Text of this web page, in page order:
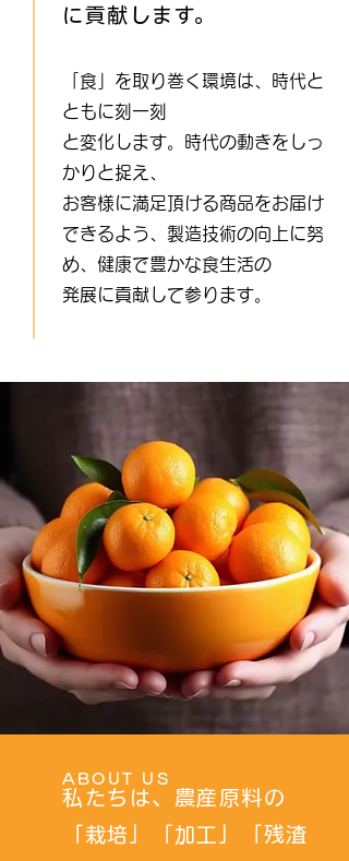
に​貢献します。
「食」を取り巻く環境は、時代と
ともに刻一刻
と変化します。時代の動きをしっ
かりと捉え、
お客様に満足頂ける商品をお届け
できるよう、製造技術の向上に努
め、健康で豊かな食生活の
​発展に貢献して参ります。
ABOUT US
私たちは、農産原料の
「栽培」「加工」「残渣